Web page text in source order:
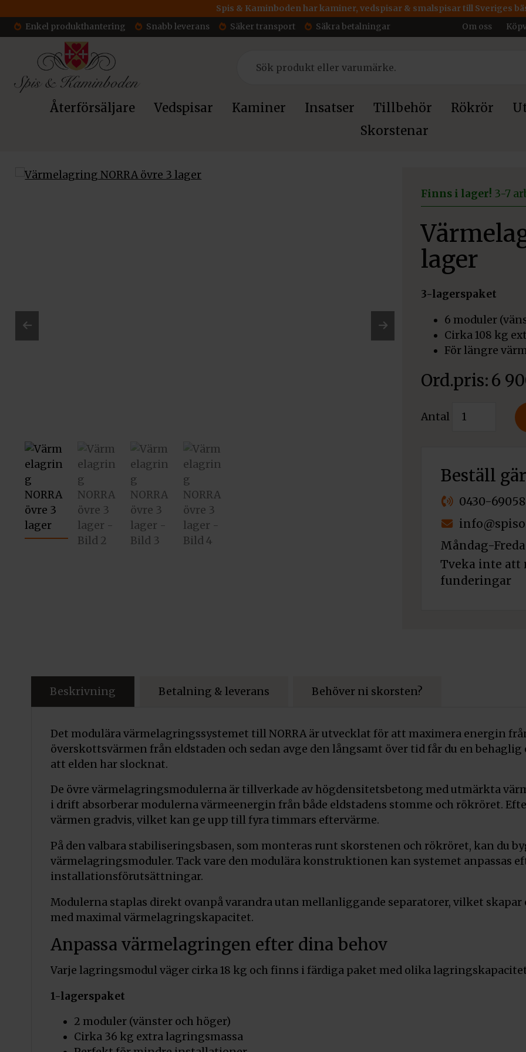
Spis & Kaminboden har kaminer, vedspisar & smalspisar till Sveriges
Enkel produkthantering
Snabb leverans Säker transport Säkra betalningar Om oss
Återförsäljare Vedspisar Kaminer Insatser Tillbehör Rökrör
Skorstenar
Finns i lager! 3-7
lager
3-lagerspaket
6 moduler
Cirka 108 kg
För längre
6
Antal
Värmelagring
NORRA
lager
mängd
Beställ
0430-
Måndag-
Tveka inte att
funderingar
Beskrivning Betalning & leverans Behöver ni skorsten?
Det modulära värmelagringssystemet till NORRA är utvecklat för att maximera energin
överskottsvärmen från eldstaden och sedan avge den långsamt över tid får du en
att elden har slocknat.
De övre värmelagringsmodulerna är tillverkade av högdensitetsbetong med utmärkta
i drift absorberar modulerna värmeenergin från både eldstadens stomme och rökröret.
värmen gradvis, vilket kan ge upp till fyra timmars eftervärme.
På den valbara stabiliseringsbasen, som monteras runt skorstenen och rökröret, kan du
värmelagringsmoduler. Tack vare den modulära konstruktionen kan systemet anpassas
installationsförutsättningar.
Modulerna staplas direkt ovanpå varandra utan mellanliggande separatorer, vilket
med maximal värmelagringskapacitet.
Anpassa värmelagringen efter dina behov
Varje lagringsmodul väger cirka 18 kg och finns i färdiga paket med olika
1-lagerspaket
2 moduler (vänster och höger)
Cirka 36 kg extra lagringsmassa